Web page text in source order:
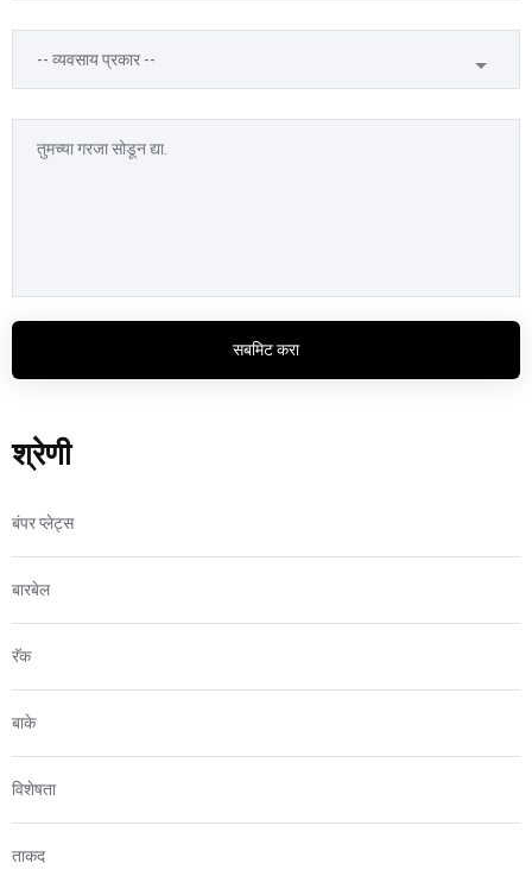
सबमिट करा
श्रेणी
बंपर प्लेट्स
बारबेल
रॅक
बाके
विशेषता
ताकद